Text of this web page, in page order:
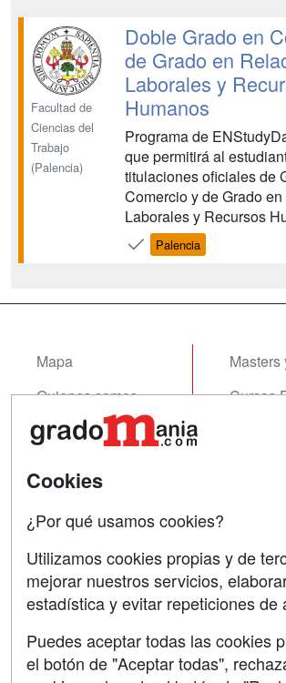
en los últimos años y
cambios acaecidos en
trabajo...
Facultad de
Ciencias del
Trabajo
(Palencia)
Doble Grado en
de Grado en
Laborales y
Humanos
Programa de
que permitirá al
titulaciones oficiales de
Comercio y de Grado
Laborales y Recursos
Universidad de
cursos académicos. Ambos títulos se
Palencia
Mapa
Quienes somos
Tarifas publicidad
Masters
Cursos
Contactar
Confidencialidad
Copyleft
Cookies
¿Por qué usamos cookies?
Utilizamos cookies propias y de
mejorar nuestros servicios,
estadística y evitar repeticiones de
Puedes aceptar todas las cookies
el botón de "Aceptar todas",